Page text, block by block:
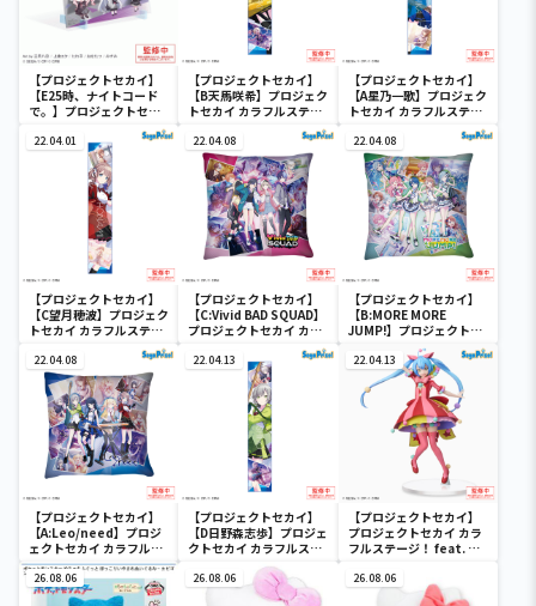
【プロジェクトセカイ】
【E25時、ナイトコード
で。】プロジェクトセカ
イ カラフルステージ！
feat. 初音ミク ビジュ
アルボード
【プロジェクトセカイ】
【B天馬咲希】プロジェク
トセカイ カラフルステー
ジ！ feat. 初音ミク マフ
ラータオル“Leo/need”
【プロジェクトセカイ】
【A星乃一歌】プロジェク
トセカイ カラフルステー
ジ！ feat. 初音ミク マフ
ラータオル“Leo/need”
22.04.01
【プロジェクトセカイ】
【C望月穂波】プロジェク
トセカイ カラフルステー
ジ！ feat. 初音ミク マフ
ラータオル“Leo/need”
22.04.08
【プロジェクトセカイ】
【C:Vivid BAD SQUAD】
プロジェクトセカイ カラ
音ミク [PM]クッション
22.04.08
【プロジェクトセカイ】
【B:MORE MORE
JUMP!】プロジェクトセ
カイ カラフルステージ！
feat. 初音ミク [PM]クッ
ションVol.1
22.04.08
【プロジェクトセカイ】
【A:Leo/need】プロジ
ェクトセカイ カラフルス
テージ！ feat. 初音ミク
[PM]クッションVol.1
22.04.13
【プロジェクトセカイ】
【D日野森志歩】プロジェ
クトセカイ カラフルステ
ージ！ feat. 初音ミク マ
フラータオ
ル“Leo/need”
22.04.13
【プロジェクトセカイ】
プロジェクトセカイ カラ
フルステージ！ feat. 初
ア“ワンダーランドのセカ
イの初音ミク”
26.08.06 26.08.06 26.08.06